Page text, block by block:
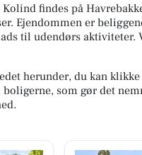
findes på
Ejendommen er
til udendørs
herunder, du kan
som gør det